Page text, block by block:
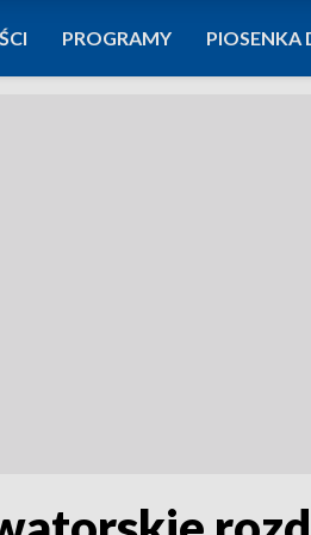
PROGRAMY PIOSENKA